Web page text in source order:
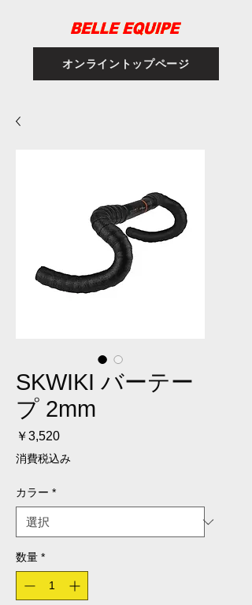
オンライントップページ
SKWIKI バーテー
プ 2mm
￥3,520価格
消費税込み
カラー *
数量 *